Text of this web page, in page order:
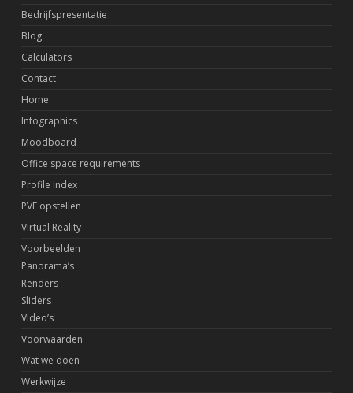
Bedrijfspresentatie
Blog
Calculators
Contact
Home
Infographics
Moodboard
Office space requirements
Profile Index
PVE opstellen
Virtual Reality
Voorbeelden
Panorama’s
Renders
Sliders
Video’s
Voorwaarden
Wat we doen
Werkwijze